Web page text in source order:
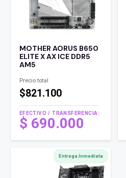
MOTHER AORUS B650
ELITE X AX ICE DDR5
AM5
Precio total
$821.100
EFECTIVO / TRANSFERENCIA:
$ 690.000
Entrega Inmediata